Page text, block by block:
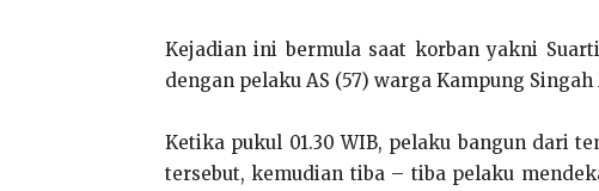
Kejadian ini bermula saat korban yakni
dengan pelaku AS (57) warga Kampung
Ketika pukul 01.30 WIB, pelaku bangun dari
tersebut, kemudian tiba – tiba pelaku